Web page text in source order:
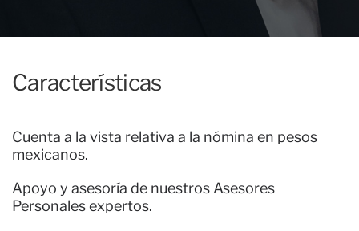
Características
Cuenta a la vista relativa a la nómina en pesos
mexicanos.
Apoyo y asesoría de nuestros Asesores
Personales expertos.